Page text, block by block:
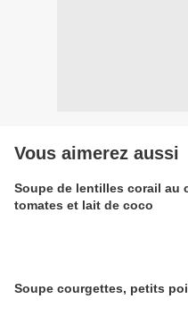
Vous aimerez aussi
Soupe de lentilles corail au
tomates et lait de coco
Soupe courgettes, petits